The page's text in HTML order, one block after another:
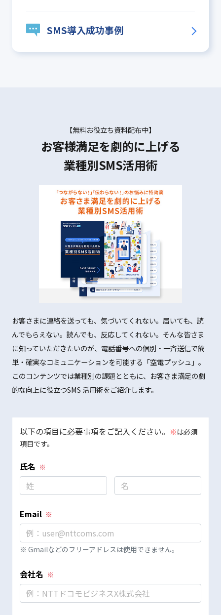
SMS導入成功事例
【無料お役立ち資料配布中】
お客様満足を劇的に上げる
業種別SMS活用術
お客さまに連絡を送っても、気づいてくれない。届いても、読
んでもらえない。読んでも、反応してくれない。そんな皆さま
に知っていただきたいのが、電話番号への個別・一斉送信で簡
単・確実なコミュニケーションを可能する「空電プッシュ」。
このコンテンツでは業種別の課題とともに、お客さま満足の劇
的な向上に役立つSMS 活用術をご紹介します。